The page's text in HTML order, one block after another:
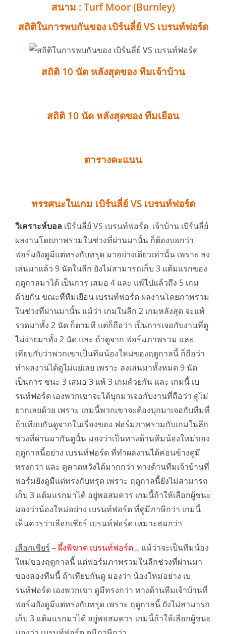
สนาม : Turf Moor (Burnley)
สถิติในการพบกันของ เบิร์นลี่ย์ VS เบรนท์ฟอร์ด
สถิติ 10 นัด หลังสุดของ ทีมเจ้าบ้าน
สถิติ 10 นัด หลังสุดของ ทีมเยือน
ตารางคะแนน
ทรรศนะในเกม เบิร์นลี่ย์ VS เบรนท์ฟอร์ด
วิเคราะห์บอล เบิร์นลี่ย์ VS เบรนท์ฟอร์ด เจ้าบ้าน เบิร์นลี่ย์
ผลงานโดยภาพรวมในช่วงที่ผ่านมานั้น ก็ต้องบอกว่า
ฟอร์มยังดูมีแต่ทรงกับทรุด มาอย่างเดียวเท่านั้น เพราะ ลง
เล่นมาแล้ว 9 นัดในลีก ยังไม่สามารถเก็บ 3 แต้มแรกของ
ฤดูกาลมาได้ เป็นการ เสมอ 4 และ แพ้ไปแล้วถึง 5 เกม
ด้วยกัน ขณะที่ทีมเยือน เบรนท์ฟอร์ด ผลงานโดยภาพรวม
ในช่วงที่ผ่านมานั้น แม้ว่า เกมในลีก 2 เกมหลังสุด จะแพ้
รวดมาทั้ง 2 นัด ก็ตามที แต่ก็ถือว่า เป็นการเจอกับงานที่ดู
ไม่ง่ายมาทั้ง 2 นัด และ ถ้าดูจาก ฟอร์มภาพรวม และ
เทียบกับว่าพวกเขาเป็นทีมน้องใหม่ของฤดูกาลนี้ ก็ถือว่า
ทำผลงานได้ดูไม่แย่เลย เพราะ ลงเล่นมาทั้งหมด 9 นัด
เป็นการ ชนะ 3 เสมอ 3 แพ้ 3 เกมด้วยกัน และ เกมนี้ เบ
รนท์ฟอร์ด เองพวกเขาจะได้บุกมาเจอกับงานที่ถือว่า ดูไม่
ยากเลยด้วย เพราะ เกมนี้พวกเขาจะต้องบุกมาเจอกับทีมที่
ถ้าเทียบกันดูจากในเรื่องของ ฟอร์มภาพรวมกับเกมในลีก
ช่วงที่ผ่านมากันดูนั้น มองว่าเป็นทางด้านทีมน้องใหม่ของ
ฤดูกาลนี้อย่าง เบรนท์ฟอร์ด ที่ทำผลงานได้ค่อนข้างดูมี
ทรงกว่า และ ดูคาดหวังได้มากกว่า ทางด้านทีมเจ้าบ้านที่
ฟอร์มยังดูมีแต่ทรงกับทรุด เพราะ ฤดูกาลนี้ยังไม่สามารถ
เก็บ 3 แต้มแรกมาได้ อยู่พอสมควร เกมนี้ถ้าให้เลือกผู้ชนะ
มองว่าน้องใหม่อย่าง เบรนท์ฟอร์ด ที่ดูมีภาษีกว่า เกมนี้
เห็นควรว่าเลือกเชียร์ เบรนท์ฟอร์ด เหมาะสมกว่า
เลือกเชียร์ –ผึ้งพิฆาต เบรนท์ฟอร์ด ,, แม้ว่าจะเป็นทีมน้อง
ใหม่ของฤดูกาลนี้ แต่ฟอร์มภาพรวมในลีกช่วงที่ผ่านมา
ของสองทีมนี้ ถ้าเทียบกันดู มองว่า น้องใหม่อย่าง เบ
รนท์ฟอร์ด เองพวกเขา ดูมีทรงกว่า ทางด้านทีมเจ้าบ้านที่
ฟอร์มยังดูมีแต่ทรงกับทรุด เพราะ ฤดูกาลนี้ ยังไม่สามารถ
เก็บ 3 แต้มแรกมาได้ อยู่พอสมควร เกมนี้ถ้าให้เลือกผู้ชนะ